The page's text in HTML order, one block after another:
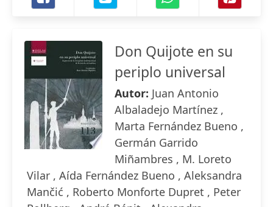
Don Quijote en su
periplo universal
Autor: Juan Antonio
Albaladejo Martínez ,
Marta Fernández Bueno ,
Germán Garrido
Miñambres , M. Loreto
Vilar , Aída Fernández Bueno , Aleksandra
Mančić , Roberto Monforte Dupret , Peter